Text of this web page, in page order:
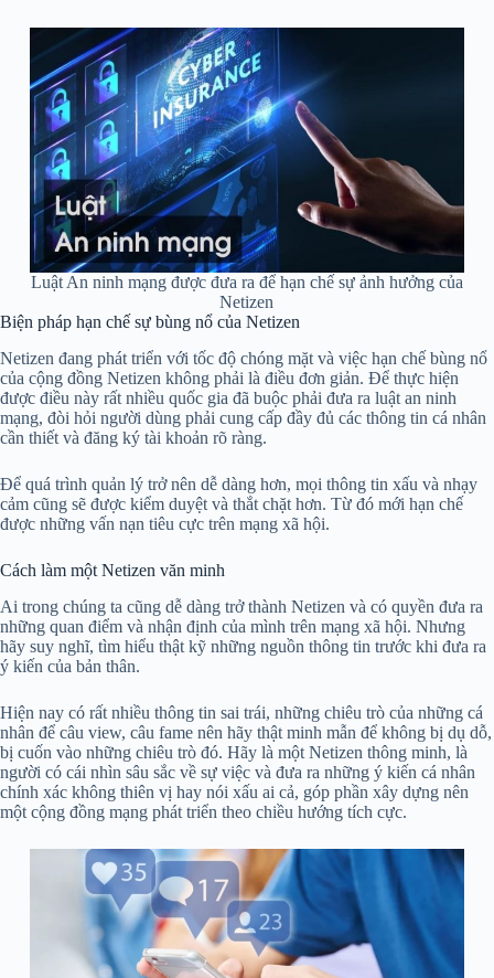
Luật An ninh mạng được đưa ra để hạn chế sự ảnh hưởng của
Netizen
Biện pháp hạn chế sự bùng nổ của Netizen
Netizen đang phát triển với tốc độ chóng mặt và việc hạn chế bùng nổ
của cộng đồng Netizen không phải là điều đơn giản. Để thực hiện
được điều này rất nhiều quốc gia đã buộc phải đưa ra luật an ninh
mạng, đòi hỏi người dùng phải cung cấp đầy đủ các thông tin cá nhân
cần thiết và đăng ký tài khoản rõ ràng.
Để quá trình quản lý trở nên dễ dàng hơn, mọi thông tin xấu và nhạy
cảm cũng sẽ được kiểm duyệt và thắt chặt hơn. Từ đó mới hạn chế
được những vấn nạn tiêu cực trên mạng xã hội.
Cách làm một Netizen văn minh
Ai trong chúng ta cũng dễ dàng trở thành Netizen và có quyền đưa ra
những quan điểm và nhận định của mình trên mạng xã hội. Nhưng
hãy suy nghĩ, tìm hiểu thật kỹ những nguồn thông tin trước khi đưa ra
ý kiến của bản thân.
Hiện nay có rất nhiều thông tin sai trái, những chiêu trò của những cá
nhân để câu view, câu fame nên hãy thật minh mẫn để không bị dụ dỗ,
bị cuốn vào những chiêu trò đó. Hãy là một Netizen thông minh, là
người có cái nhìn sâu sắc về sự việc và đưa ra những ý kiến cá nhân
chính xác không thiên vị hay nói xấu ai cả, góp phần xây dựng nên
một cộng đồng mạng phát triển theo chiều hướng tích cực.